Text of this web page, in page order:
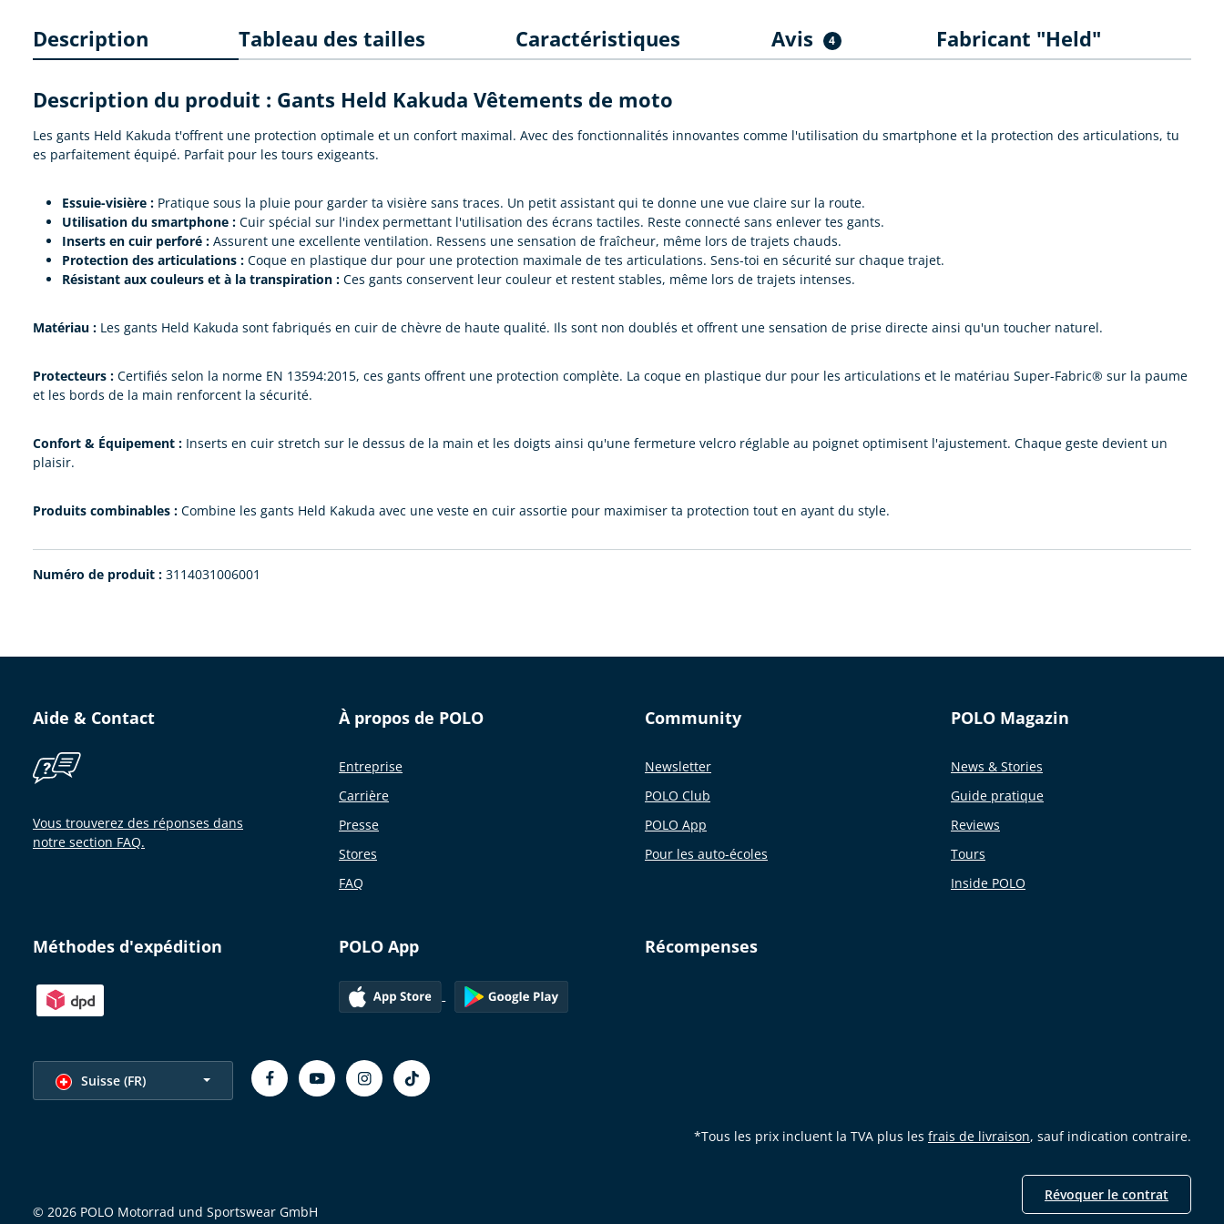
Description Tableau des tailles Caractéristiques Avis 4 Fabricant "Held"
Description du produit : Gants Held Kakuda Vêtements de moto
Les gants Held Kakuda t'offrent une protection optimale et un confort maximal. Avec des fonctionnalités innovantes comme l'utilisation du smartphone et la protection des articulations, tu
es parfaitement équipé. Parfait pour les tours exigeants.
Essuie-visière : Pratique sous la pluie pour garder ta visière sans traces. Un petit assistant qui te donne une vue claire sur la route.
Utilisation du smartphone : Cuir spécial sur l'index permettant l'utilisation des écrans tactiles. Reste connecté sans enlever tes gants.
Inserts en cuir perforé : Assurent une excellente ventilation. Ressens une sensation de fraîcheur, même lors de trajets chauds.
Protection des articulations : Coque en plastique dur pour une protection maximale de tes articulations. Sens-toi en sécurité sur chaque trajet.
Résistant aux couleurs et à la transpiration : Ces gants conservent leur couleur et restent stables, même lors de trajets intenses.
Matériau : Les gants Held Kakuda sont fabriqués en cuir de chèvre de haute qualité. Ils sont non doublés et offrent une sensation de prise directe ainsi qu'un toucher naturel.
Protecteurs : Certifiés selon la norme EN 13594:2015, ces gants offrent une protection complète. La coque en plastique dur pour les articulations et le matériau Super-Fabric® sur la paume
et les bords de la main renforcent la sécurité.
Confort & Équipement : Inserts en cuir stretch sur le dessus de la main et les doigts ainsi qu'une fermeture velcro réglable au poignet optimisent l'ajustement. Chaque geste devient un
plaisir.
Produits combinables : Combine les gants Held Kakuda avec une veste en cuir assortie pour maximiser ta protection tout en ayant du style.
Numéro de produit : 3114031006001
Aide & Contact
Vous trouverez des réponses dans
notre section FAQ.
À propos de POLO
Entreprise
Carrière
Presse
Stores
FAQ
Community
Newsletter
POLO Club
POLO App
Pour les auto-écoles
POLO Magazin
News & Stories
Guide pratique
Reviews
Tours
Inside POLO
Méthodes d'expédition POLO App Récompenses
Choisir la langue
Suisse (FR)
*Tous les prix incluent la TVA plus les frais de livraison, sauf indication contraire.
© 2026 POLO Motorrad und Sportswear GmbH
Révoquer le contrat